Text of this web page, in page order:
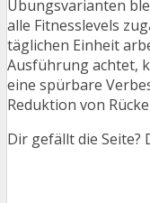
Übungsvarianten
alle Fitnesslevels
täglichen Einheit
Ausführung achtet,
eine spürbare
Reduktion von
Dir gefällt die Seite?